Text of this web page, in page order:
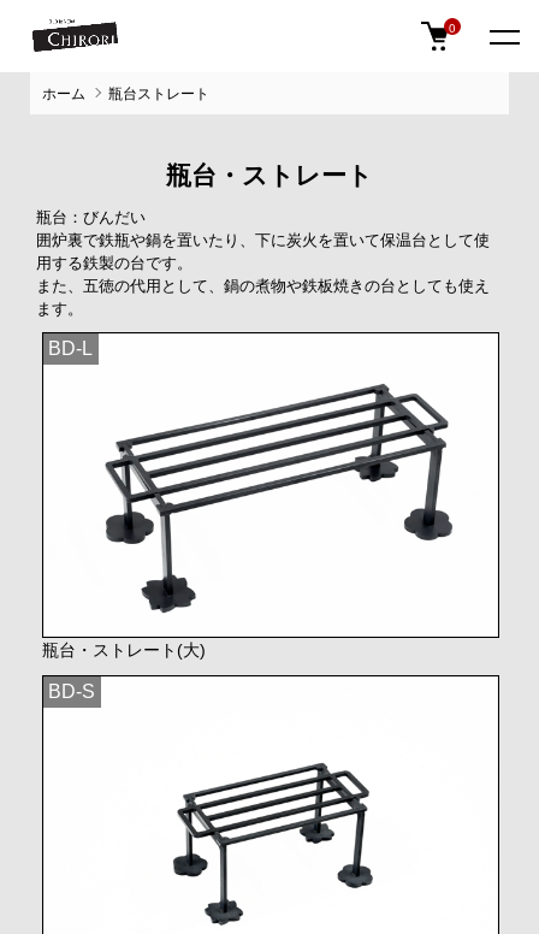
0
ホーム 瓶台ストレート
瓶台・ストレート
瓶台：びんだい
囲炉裏で鉄瓶や鍋を置いたり、下に炭火を置いて保温台として使
用する鉄製の台です。
また、五徳の代用として、鍋の煮物や鉄板焼きの台としても使え
ます。
BD-L
瓶台・ストレート(大)
BD-S